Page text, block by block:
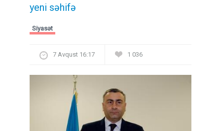
yeni səhifə
Siyasət
7 Avqust 16:17 1 036